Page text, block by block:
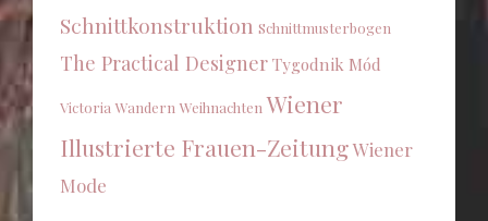
Schnittkonstruktion Schnittmusterbogen
The Practical Designer Tygodnik Mód
Victoria Wandern Weihnachten Wiener
Illustrierte Frauen-ZeitungWiener
Mode